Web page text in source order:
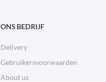
ONS BEDRIJF
Delivery
Gebruikersvoorwaarden
About us